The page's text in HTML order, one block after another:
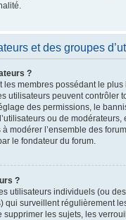
et des groupes
?
les membres possédant le plus
utilisateurs peuvent contrôler
des permissions, le
ou de modérateurs,
modérer l’ensemble des
le fondateur du forum.
?
utilisateurs individuels (ou
qui surveillent régulièrement
supprimer les sujets, les